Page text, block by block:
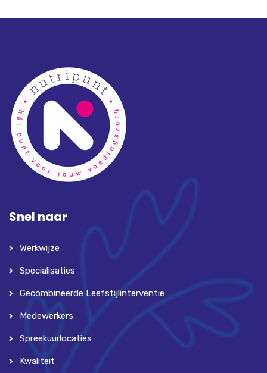
Snel naar
Werkwijze
Specialisaties
Gecombineerde Leefstijlinterventie
Medewerkers
Spreekuurlocaties
Kwaliteit